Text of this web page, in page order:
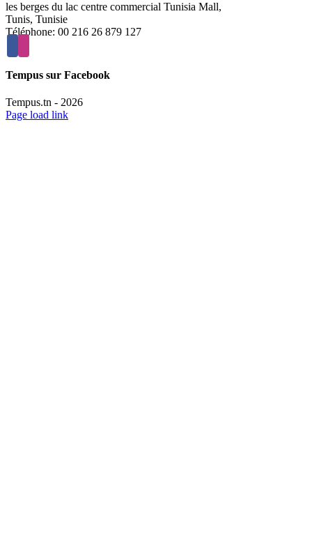
les berges du lac centre commercial Tunisia Mall,
Tunis, Tunisie
Téléphone: 00 216 26 879 127
Tempus sur Facebook
Tempus.tn - 2026
Page load link